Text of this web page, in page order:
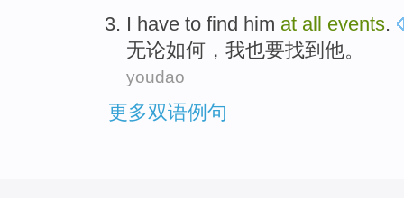
I have to find him at all events.
无论如何， 我也要找到 他。
youdao
更多双语例句